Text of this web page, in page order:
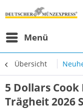
Menü
Übersicht
5 Dollars
Trägheit 2026